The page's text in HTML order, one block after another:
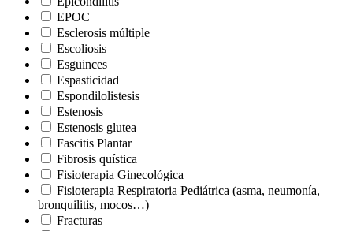
EPOC
Esclerosis múltiple
Escoliosis
Esguinces
Espasticidad
Espondilolistesis
Estenosis
Estenosis glutea
Fascitis Plantar
Fibrosis quística
Fisioterapia Ginecológica
Fisioterapia Respiratoria Pediátrica (asma, neumonía,
bronquilitis, mocos…)
Fracturas